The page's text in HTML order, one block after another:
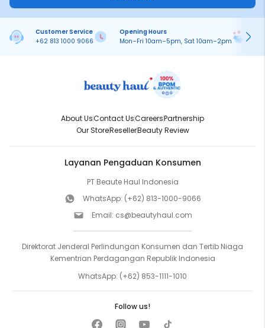
Customer Service
+62 813 1000 9066
Opening Hours
Mon–Fri 10am–5pm, Sat 10am–2pm
About UsContact UsCareersPartnership
Our StoreResellerBeauty Review
Layanan Pengaduan Konsumen
PT Beaute Haul Indonesia
WhatsApp: (+62) 813-1000-9066
Email: cs@beautyhaul.com
Direktorat Jenderal Perlindungan Konsumen dan Tertib Niaga
Kementrian Perdagangan Republik Indonesia
WhatsApp: (+62) 853-1111-1010
Follow us!